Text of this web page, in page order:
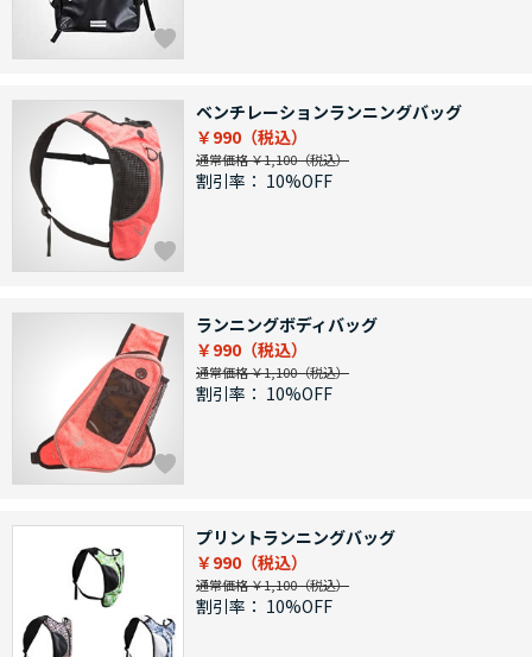
ベンチレーションランニングバッグ
￥990
通常価格 ￥1,100
割引率： 10%OFF
ランニングボディバッグ
￥990
通常価格 ￥1,100
割引率： 10%OFF
プリントランニングバッグ
￥990
通常価格 ￥1,100
割引率： 10%OFF